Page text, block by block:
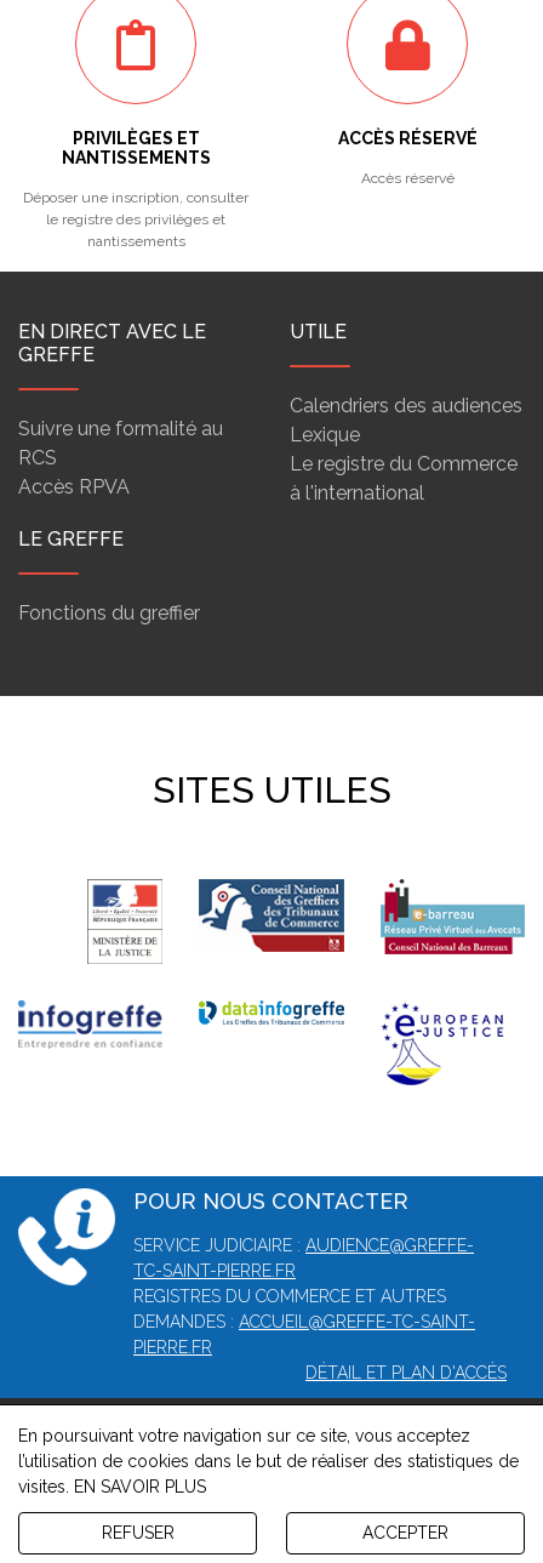
PRIVILÈGES ET
NANTISSEMENTS
Déposer une inscription, consulter
le registre des privilèges et
nantissements
ACCÈS RÉSERVÉ
Accès réservé
EN DIRECT AVEC LE
GREFFE
Suivre une formalité au
RCS
Accès RPVA
UTILE
Calendriers des audiences
Lexique
Le registre du Commerce
à l'international
LE GREFFE
Fonctions du greffier
SITES UTILES
POUR NOUS CONTACTER
SERVICE JUDICIAIRE : AUDIENCE@GREFFE-
TC-SAINT-PIERRE.FR
REGISTRES DU COMMERCE ET AUTRES
DEMANDES : ACCUEIL@GREFFE-TC-SAINT-
PIERRE.FR
DÉTAIL ET PLAN D'ACCÈS
© 2026, Greffe du tribunal mixte de commerce de Saint-Pierre -
Mentions légales-Contact -Gestion des cookies-Politique de
confidentialité et de cookies
Version : 1.8.1
En poursuivant votre navigation sur ce site, vous acceptez
l’utilisation de cookies dans le but de réaliser des statistiques de
visites.
EN SAVOIR PLUS
REFUSER ACCEPTER